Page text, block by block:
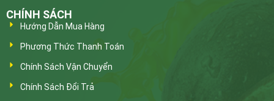
CHÍNH SÁCH
Hướng Dẫn Mua Hàng
Phương Thức Thanh Toán
Chính Sách Vận Chuyển
Chính Sách Đổi Trả